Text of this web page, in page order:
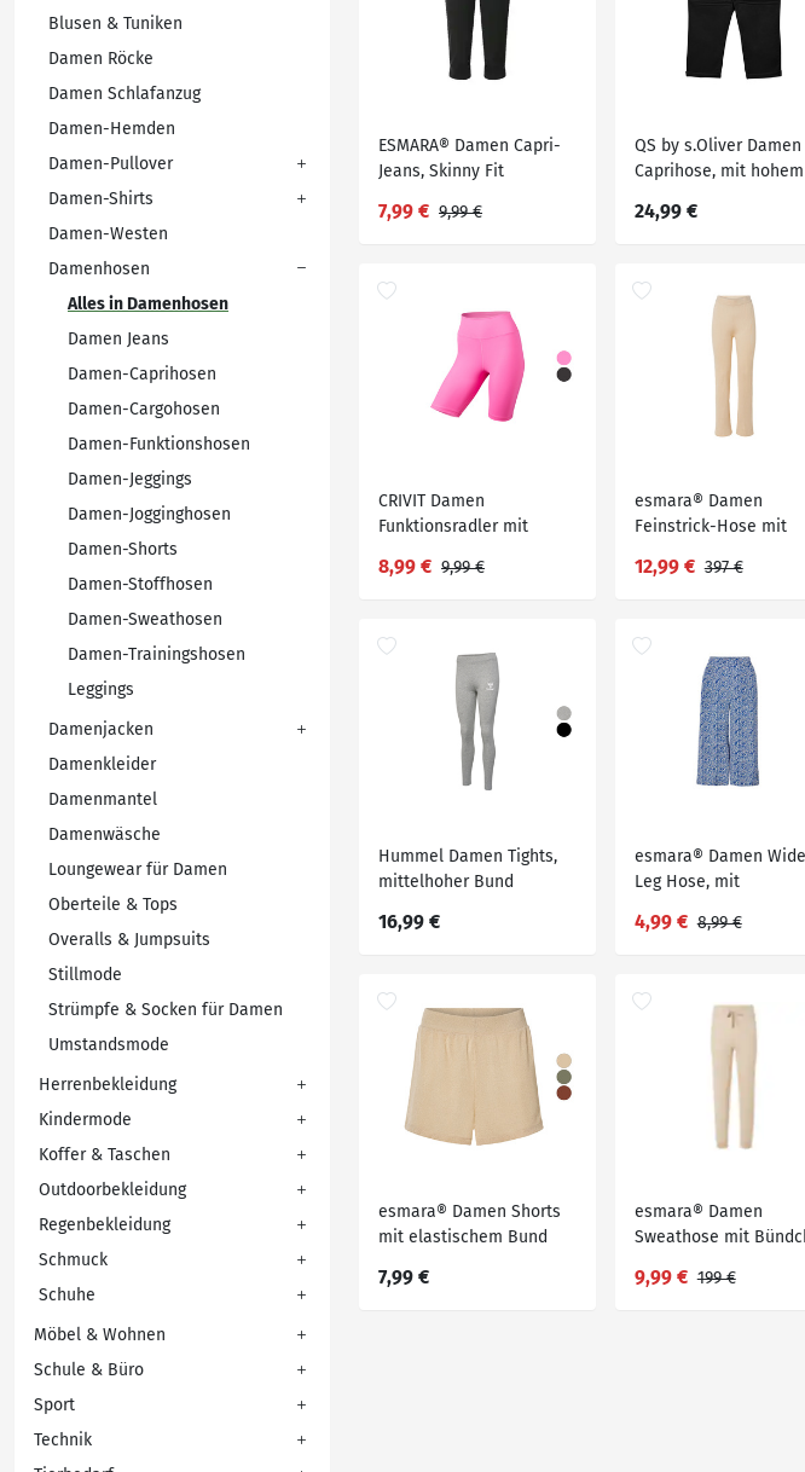
Blusen & Tuniken
Damen Röcke
Damen Schlafanzug
Damen-Hemden
Damen-Pullover
Damen-Shirts
Damen-Westen
Damenhosen
Alles in Damenhosen
Damen Jeans
Damen-Caprihosen
Damen-Cargohosen
Damen-Funktionshosen
Damen-Jeggings
Damen-Jogginghosen
Damen-Shorts
Damen-Stoffhosen
Damen-Sweathosen
Damen-Trainingshosen
Leggings
Damenjacken
Damenkleider
Damenmantel
Damenwäsche
Loungewear für Damen
Oberteile & Tops
Overalls & Jumpsuits
Stillmode
Strümpfe & Socken für Damen
Umstandsmode
Herrenbekleidung
Kindermode
Koffer & Taschen
Outdoorbekleidung
Regenbekleidung
Schmuck
Schuhe
Möbel & Wohnen
Schule & Büro
Sport
Technik
ESMARA® Damen Capri-
Jeans, Skinny Fit
7,99 € 9,99 €
QS by s.Oliver Damen
Caprihose, mit hohem
24,99 €
CRIVIT Damen
Funktionsradler mit
Kühltechnologie
8,99 € 9,99 €
esmara® Damen
Feinstrick-Hose mit
12,99 € 397 €
Hummel Damen Tights,
mittelhoher Bund
16,99 €
esmara® Damen
Leg Hose, mit
4,99 € 8,99 €
esmara® Damen Shorts
mit elastischem Bund
7,99 €
esmara® Damen
Sweathose mit
9,99 € 199 €